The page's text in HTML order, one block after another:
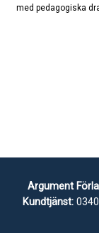
med pedagogiska
Argument
Kundtjänst: